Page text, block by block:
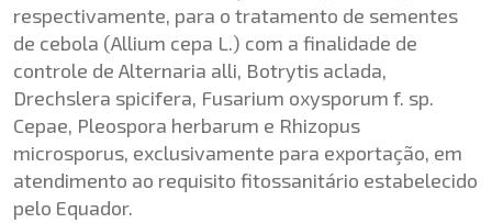
respectivamente, para o tratamento de sementes
de cebola (Allium cepa L.) com a finalidade de
controle de Alternaria alli, Botrytis aclada,
Drechslera spicifera, Fusarium oxysporum f. sp.
Cepae, Pleospora herbarum e Rhizopus
microsporus, exclusivamente para exportação, em
atendimento ao requisito fitossanitário estabelecido
pelo Equador.